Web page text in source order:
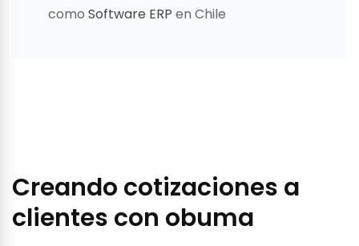
como Software ERP en Chile
Creando cotizaciones a
clientes con obuma